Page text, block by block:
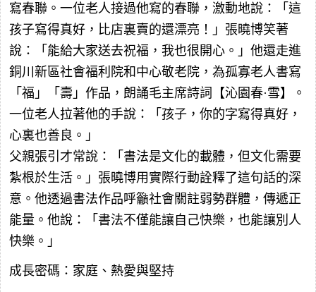
寫春聯。一位老人接過他寫的春聯，激動地說：「這
孩子寫得真好，比店裏賣的還漂亮！」張曉博笑著
說：「能給大家送去祝福，我也很開心。」他還走進
銅川新區社會福利院和中心敬老院，為孤寡老人書寫
「福」「壽」作品，朗誦毛主席詩詞【沁園春·雪】。
一位老人拉著他的手說：「孩子，你的字寫得真好，
心裏也善良。」
父親張引才常說：「書法是文化的載體，但文化需要
紮根於生活。」張曉博用實際行動詮釋了這句話的深
意。他透過書法作品呼籲社會關註弱勢群體，傳遞正
能量。他說：「書法不僅能讓自己快樂，也能讓別人
快樂。」
成長密碼：家庭、熱愛與堅持